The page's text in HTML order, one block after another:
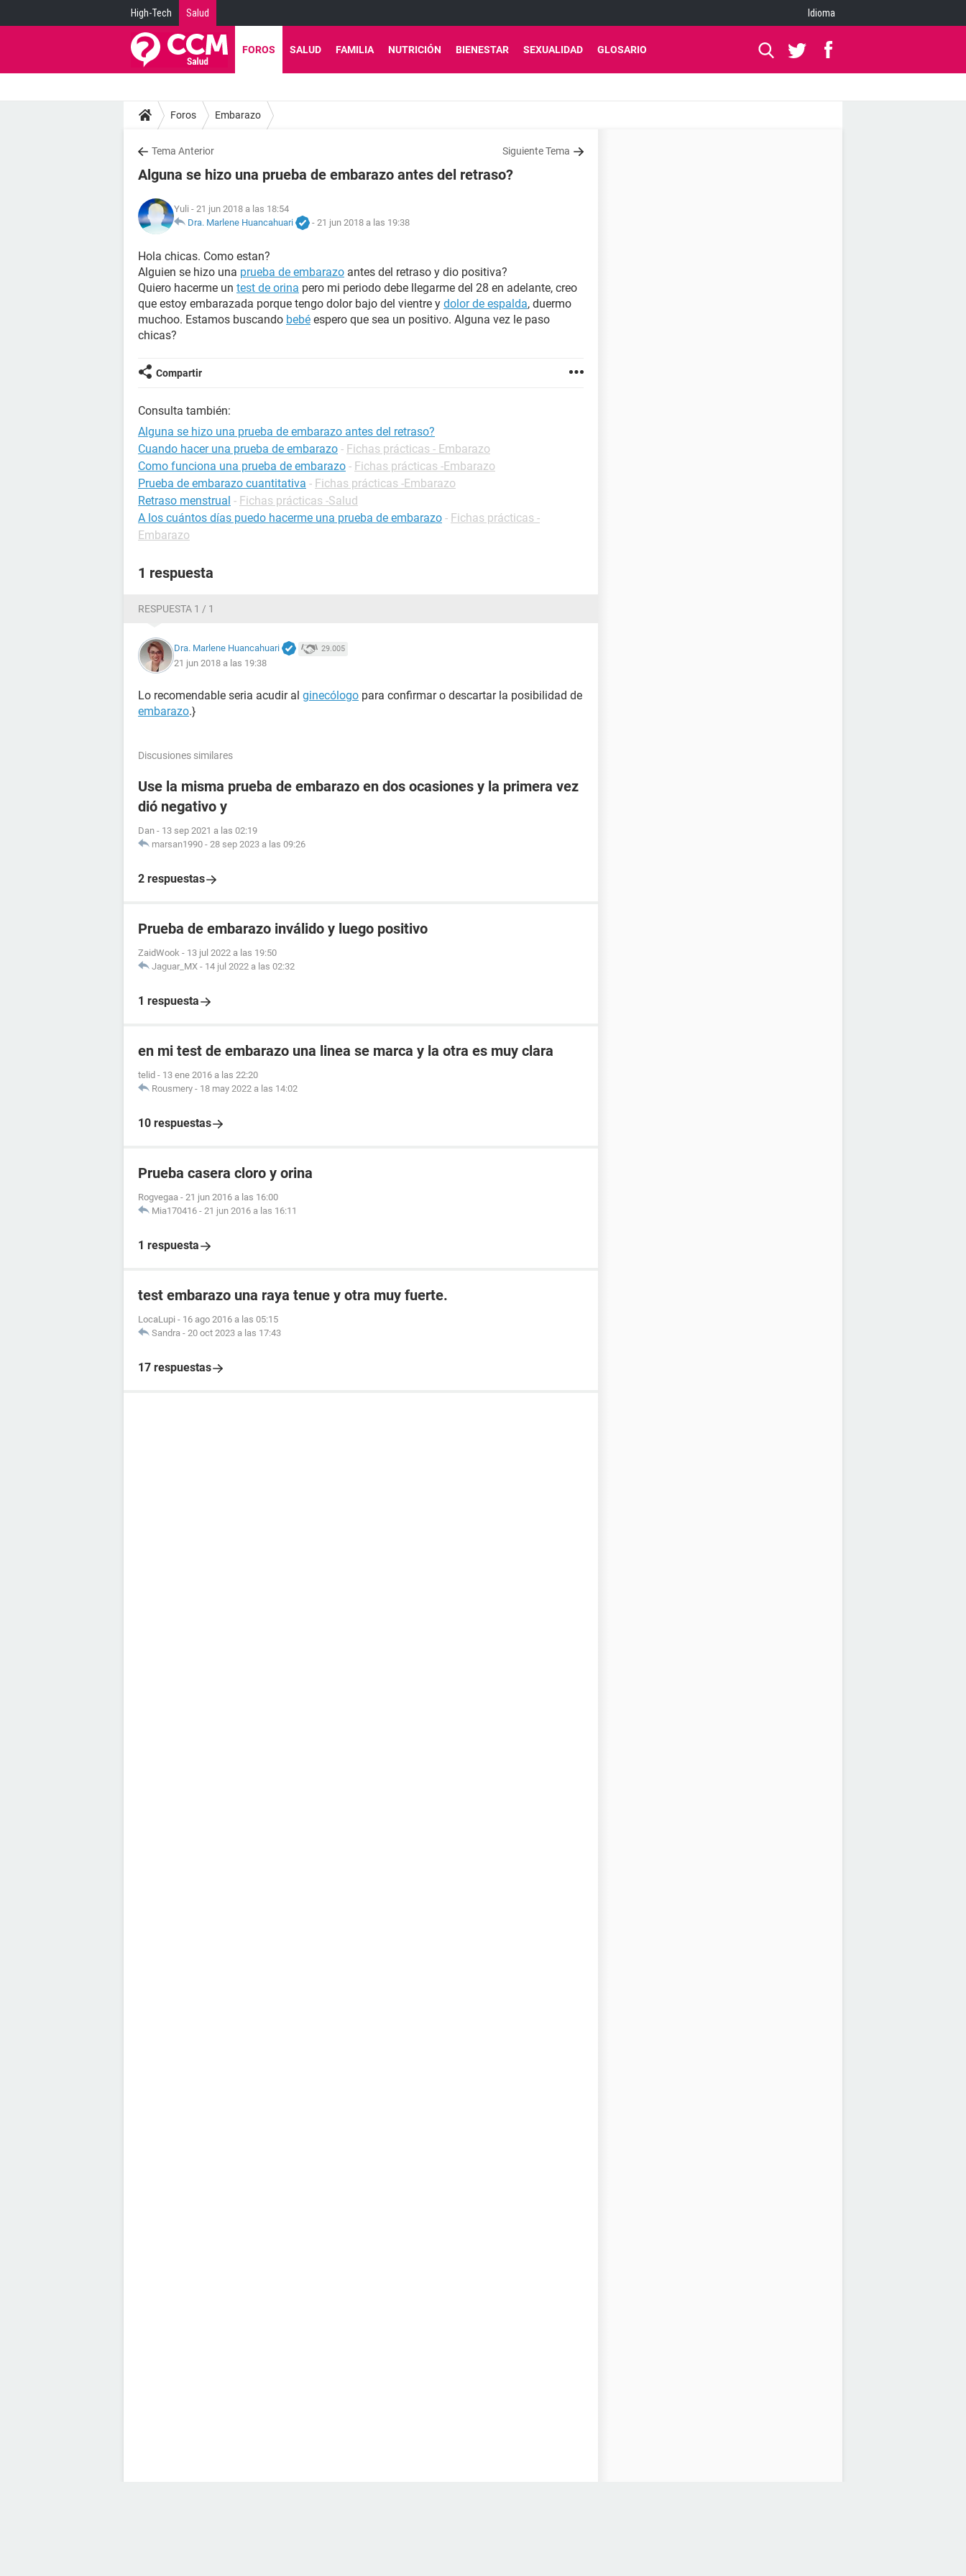
High-Tech Salud Idioma
FOROS SALUD FAMILIA NUTRICIÓN BIENESTAR SEXUALIDAD GLOSARIO
Foros Embarazo
Tema Anterior Siguiente Tema
Alguna se hizo una prueba de embarazo antes del retraso?
Yuli - 21 jun 2018 a las 18:54
Dra. Marlene Huancahuari
- 21 jun 2018 a las 19:38
Hola chicas. Como estan?
Alguien se hizo una prueba de embarazo antes del retraso y dio positiva?
Quiero hacerme un test de orina pero mi periodo debe llegarme del 28 en adelante, creo
que estoy embarazada porque tengo dolor bajo del vientre y dolor de espalda, duermo
muchoo. Estamos buscando bebé espero que sea un positivo. Alguna vez le paso
chicas?
Compartir
Consulta también:
Alguna se hizo una prueba de embarazo antes del retraso?
Cuando hacer una prueba de embarazo - Fichas prácticas - Embarazo
Como funciona una prueba de embarazo - Fichas prácticas -Embarazo
Prueba de embarazo cuantitativa - Fichas prácticas -Embarazo
Retraso menstrual - Fichas prácticas -Salud
A los cuántos días puedo hacerme una prueba de embarazo - Fichas prácticas -
Embarazo
1 respuesta
RESPUESTA 1 / 1
Dra. Marlene Huancahuari 29.005
21 jun 2018 a las 19:38
Lo recomendable seria acudir al ginecólogo para confirmar o descartar la posibilidad de
embarazo.}
Discusiones similares
Use la misma prueba de embarazo en dos ocasiones y la primera vez
dió negativo y
Dan - 13 sep 2021 a las 02:19
marsan1990 - 28 sep 2023 a las 09:26
2 respuestas
Prueba de embarazo inválido y luego positivo
ZaidWook - 13 jul 2022 a las 19:50
Jaguar_MX - 14 jul 2022 a las 02:32
1 respuesta
en mi test de embarazo una linea se marca y la otra es muy clara
telid - 13 ene 2016 a las 22:20
Rousmery - 18 may 2022 a las 14:02
10 respuestas
Prueba casera cloro y orina
Rogvegaa - 21 jun 2016 a las 16:00
Mia170416 - 21 jun 2016 a las 16:11
1 respuesta
test embarazo una raya tenue y otra muy fuerte.
LocaLupi - 16 ago 2016 a las 05:15
Sandra - 20 oct 2023 a las 17:43
17 respuestas